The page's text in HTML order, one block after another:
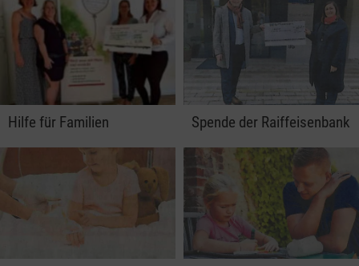
Hilfe für Familien Spende der Raiffeisenbank